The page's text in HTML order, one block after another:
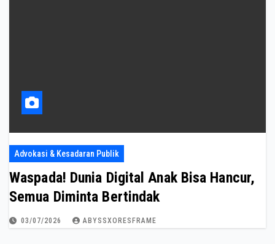
Advokasi & Kesadaran Publik
Waspada! Dunia Digital Anak Bisa Hancur,
Semua Diminta Bertindak
03/07/2026 ABYSSXORESFRAME